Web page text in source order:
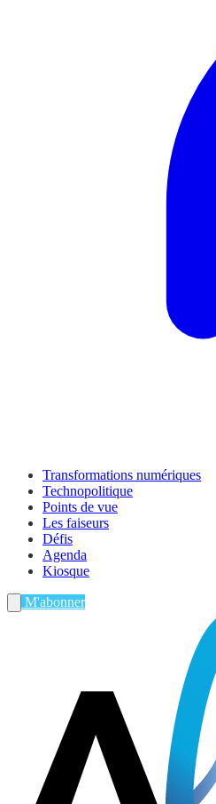
Transformations numériques
Technopolitique
Points de vue
Les faiseurs
Défis
Agenda
Kiosque
M'abonner